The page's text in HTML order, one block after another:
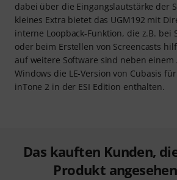
dabei über die Eingangslautstärke der
kleines Extra bietet das UGM192 mit
interne Loopback-Funktion, die z.B. bei
oder beim Erstellen von Screencasts
auf weitere Software sind neben einem
Windows die LE-Version von Cubasis
inTone 2 in der ESI Edition enthalten.
Das kauften Kunden,
Produkt